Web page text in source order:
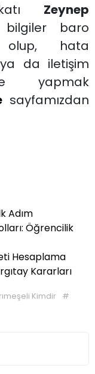
Zeynep
baro
olup, hata
ya da iletişim
yapmak
sayfamızdan
Adım
Öğrencilik
Hesaplama
Kararları
Kimdir
#